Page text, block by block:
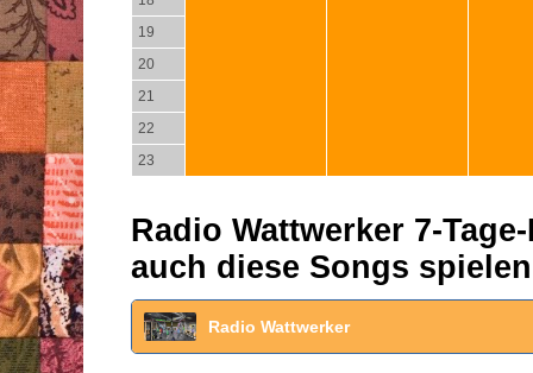
19
20
21
22
23
Radio Wattwerker 7-
auch diese Songs spielen
Radio Wattwerker